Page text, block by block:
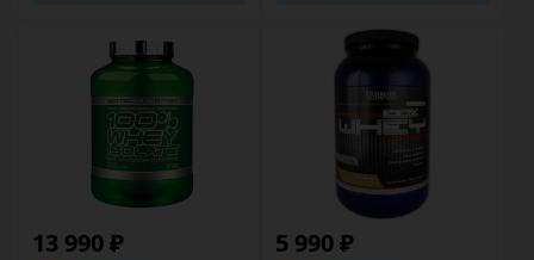
13 990 ₽ 5 990 ₽